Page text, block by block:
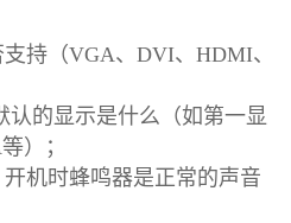
持（VGA、DVI、HDMI、
认的显示是什么（如第一显
）；
机时蜂鸣器是正常的声音